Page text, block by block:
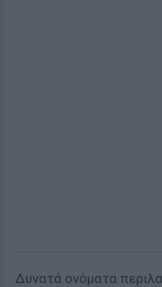
Δυνατά ονόματα